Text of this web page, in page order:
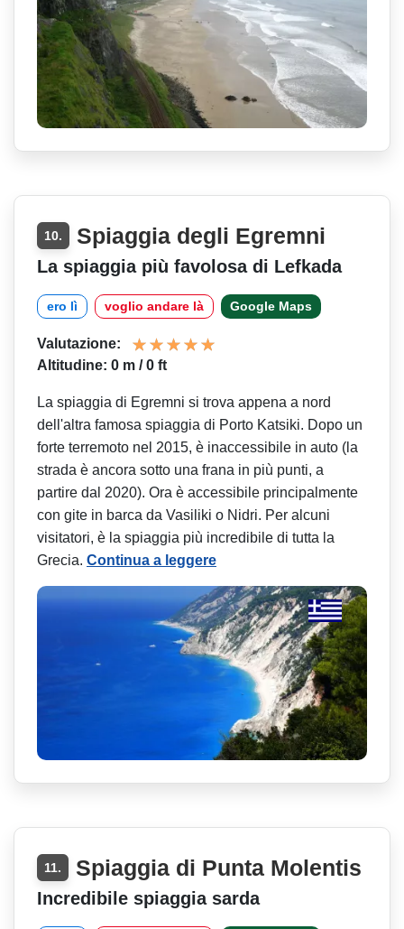
10. Spiaggia degli Egremni
La spiaggia più favolosa di Lefkada
ero lì voglio andare là Google Maps
Valutazione:
Altitudine: 0 m / 0 ft
La spiaggia di Egremni si trova appena a nord
dell'altra famosa spiaggia di Porto Katsiki. Dopo un
forte terremoto nel 2015, è inaccessibile in auto (la
strada è ancora sotto una frana in più punti, a
partire dal 2020). Ora è accessibile principalmente
con gite in barca da Vasiliki o Nidri. Per alcuni
visitatori, è la spiaggia più incredibile di tutta la
Grecia. Continua a leggere
11. Spiaggia di Punta Molentis
Incredibile spiaggia sarda